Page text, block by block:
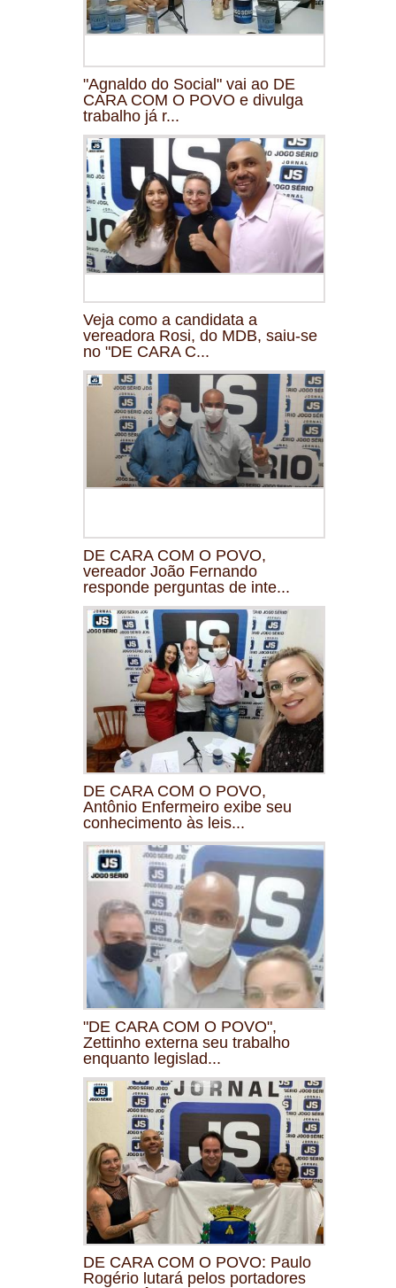
"Agnaldo do Social" vai ao DE
CARA COM O POVO e divulga
trabalho já r...
Veja como a candidata a
vereadora Rosi, do MDB, saiu-se
no "DE CARA C...
DE CARA COM O POVO,
vereador João Fernando
responde perguntas de inte...
DE CARA COM O POVO,
Antônio Enfermeiro exibe seu
conhecimento às leis...
"DE CARA COM O POVO",
Zettinho externa seu trabalho
enquanto legislad...
DE CARA COM O POVO: Paulo
Rogério lutará pelos portadores